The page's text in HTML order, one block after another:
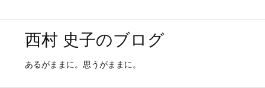
西村 史子のブログ
あるがままに。思うがままに。